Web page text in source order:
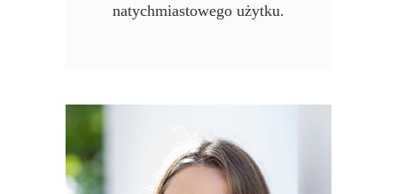
natychmiastowego użytku.